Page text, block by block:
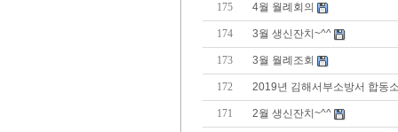
175 4월 월례회의
174 3월 생신잔치~^^
173 3월 월례조회
172 2019년 김해서부소방서 합동
171 2월 생신잔치~^^